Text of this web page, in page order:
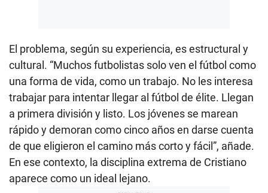
El problema, según su experiencia, es estructural y
cultural. “Muchos futbolistas solo ven el fútbol como
una forma de vida, como un trabajo. No les interesa
trabajar para intentar llegar al fútbol de élite. Llegan
a primera división y listo. Los jóvenes se marean
rápido y demoran como cinco años en darse cuenta
de que eligieron el camino más corto y fácil”, añade.
En ese contexto, la disciplina extrema de Cristiano
aparece como un ideal lejano.